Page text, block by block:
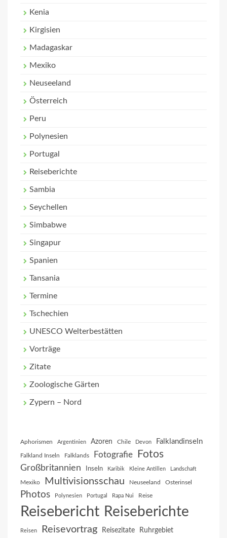
Kenia
Kirgisien
Madagaskar
Mexiko
Neuseeland
Österreich
Peru
Polynesien
Portugal
Reiseberichte
Sambia
Seychellen
Simbabwe
Singapur
Spanien
Tansania
Termine
Tschechien
UNESCO Welterbestätten
Vorträge
Zitate
Zoologische Gärten
Zypern – Nord
Aphorismen Argentinien Azoren Chile Devon Falklandinseln
Falkland Inseln Falklands Fotografie Fotos
Großbritannien Inseln Karibik Kleine Antillen Landschaft
Mexiko Multivisionsschau Neuseeland Osterinsel
Photos Polynesien Portugal Rapa Nui Reise
Reisebericht Reiseberichte
Reisen Reisevortrag Reisezitate Ruhrgebiet